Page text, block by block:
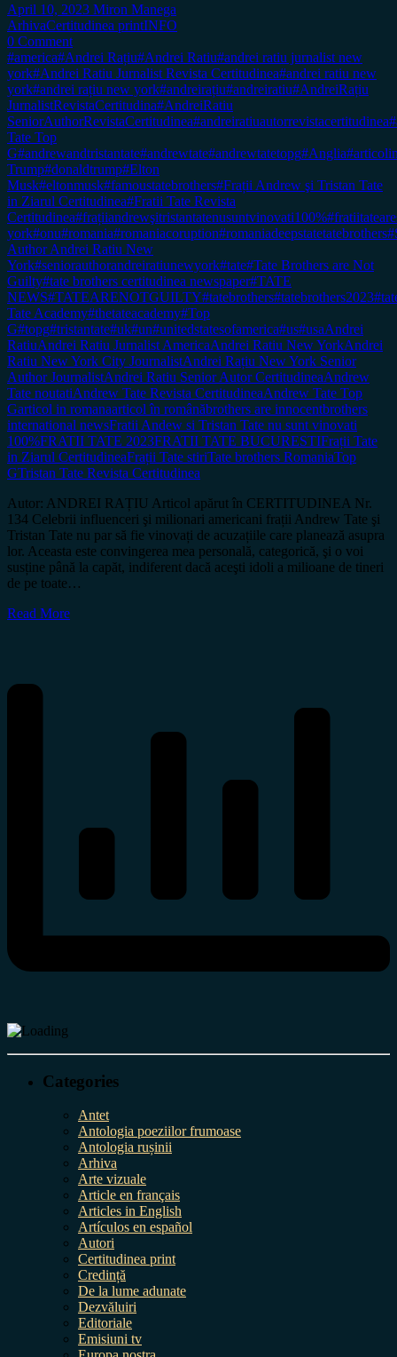
April 10, 2023 Miron Manega
ArhivaCertitudinea printINFO
0 Comment
#america#Andrei Rațiu#Andrei Ratiu#andrei ratiu jurnalist new
york#Andrei Ratiu Jurnalist Revista Certitudinea#andrei ratiu new
york#andrei rațiu new york#andreirațiu#andreiratiu#AndreiRațiu
JurnalistRevistaCertitudina#AndreiRatiu
SeniorAuthorRevistaCertitudinea#andreiratiuautorrevistacertitudinea
Tate Top
G#andrewandtristantate#andrewtate#andrewtatetopg#Anglia
Trump#donaldtrump#Elton
Musk#eltonmusk#famoustatebrothers#Frații Andrew şi Tristan Tate
in Ziarul Certitudinea#Fratii Tate Revista
Certitudinea#frațiiandrewşitristantatenusuntvinovati100%
york#onu#romania#romaniacoruption#romaniadeepstatetatebrothers
Author Andrei Ratiu New
York#seniorauthorandreiratiunewyork#tate#Tate Brothers are Not
Guilty#tate brothers certitudinea newspaper#TATE
NEWS#TATEARENOTGUILTY#tatebrothers#tatebrothers2023
Tate Academy#thetateacademy#Top
G#topg#tristantate#uk#un#unitedstatesofamerica#us#usaAndrei
RatiuAndrei Ratiu Jurnalist AmericaAndrei Ratiu New YorkAndrei
Ratiu New York City JournalistAndrei Rațiu New York Senior
Author JournalistAndrei Ratiu Senior Autor CertitudineaAndrew
Tate noutatiAndrew Tate Revista CertitudineaAndrew Tate Top
Garticol in romanaarticol în românăbrothers are innocentbrothers
international newsFratii Andew si Tristan Tate nu sunt vinovati
100%FRATII TATE 2023FRATII TATE BUCURESTIFrații Tate
in Ziarul CertitudineaFrații Tate stiriTate brothers RomaniaTop
GTristan Tate Revista Certitudinea
Autor: ANDREI RAȚIU Articol apărut în CERTITUDINEA Nr.
134 Celebrii influenceri şi milionari americani frații Andrew Tate şi
Tristan Tate nu par să fie vinovați de acuzațiile care planează asupra
lor. Aceasta este convingerea mea personală, categorică, şi o voi
susține până la capăt, indiferent dacă aceşti idoli a milioane de tineri
de pe toate…
Read More
Categories
Antet
Antologia poeziilor frumoase
Antologia rușinii
Arhiva
Arte vizuale
Article en français
Articles in English
Artículos en español
Autori
Certitudinea print
Credință
De la lume adunate
Dezvăluiri
Editoriale
Emisiuni tv